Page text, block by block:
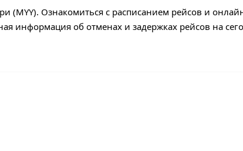
Ознакомиться с расписанием рейсов и
информация об отменах и задержках рейсов на